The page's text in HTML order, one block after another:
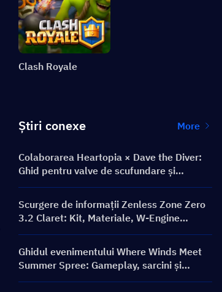
Clash Royale
Știri conexe More
Colaborarea Heartopia × Dave the Diver:
Ghid pentru valve de scufundare și
recompense
Scurgere de informații Zenless Zone Zero
3.2 Claret: Kit, Materiale, W-Engine
Semnătură și Mindscape Cinema
Ghidul evenimentului Where Winds Meet
Summer Spree: Gameplay, sarcini și
recompense